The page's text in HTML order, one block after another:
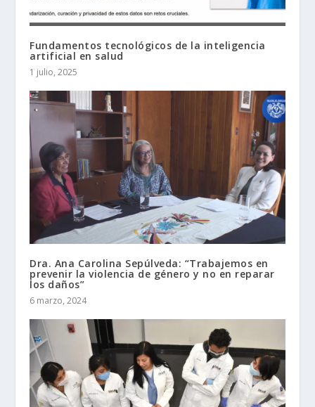
Fundamentos tecnológicos de la inteligencia
artificial en salud
1 julio, 2025
Dra. Ana Carolina Sepúlveda: “Trabajemos en
prevenir la violencia de género y no en reparar
los daños”
6 marzo, 2024